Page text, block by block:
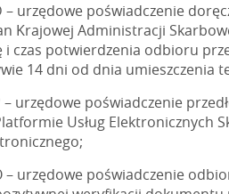
– urzędowe poświadczenie
Krajowej Administracji
i czas potwierdzenia odbioru
14 dni od dnia umieszczenia
– urzędowe poświadczenie
Usług Elektronicznych
– urzędowe poświadczenie